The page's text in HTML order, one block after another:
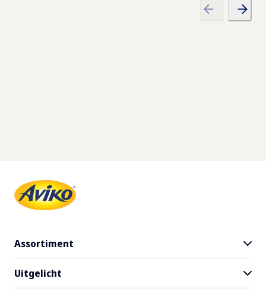
Assortiment
Alle producten
Uitgelicht